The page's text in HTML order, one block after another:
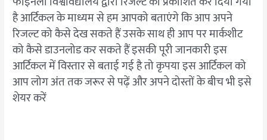
है आर्टिकल के माध्यम से हम आपको बताएंगे कि आप अपने
रिजल्ट को कैसे देख सकते हैं उसके साथ ही आप पर मार्कशीट
को कैसे डाउनलोड कर सकते हैं इसकी पूरी जानकारी इस
आर्टिकल में विस्तार से बताई गई है तो कृपया इस आर्टिकल को
आप लोग अंत तक जरूर से पढ़ें और अपने दोस्तों के बीच भी इसे
शेयर करें